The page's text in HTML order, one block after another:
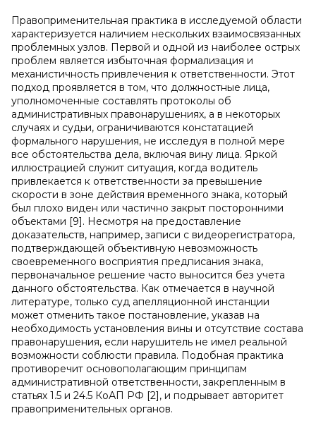
Правоприменительная практика в исследуемой области
характеризуется наличием нескольких взаимосвязанных
проблемных узлов. Первой и одной из наиболее острых
проблем является избыточная формализация и
механистичность привлечения к ответственности. Этот
подход проявляется в том, что должностные лица,
уполномоченные составлять протоколы об
административных правонарушениях, а в некоторых
случаях и судьи, ограничиваются констатацией
формального нарушения, не исследуя в полной мере
все обстоятельства дела, включая вину лица. Яркой
иллюстрацией служит ситуация, когда водитель
привлекается к ответственности за превышение
скорости в зоне действия временного знака, который
был плохо виден или частично закрыт посторонними
объектами [9]. Несмотря на предоставление
доказательств, например, записи с видеорегистратора,
подтверждающей объективную невозможность
своевременного восприятия предписания знака,
первоначальное решение часто выносится без учета
данного обстоятельства. Как отмечается в научной
литературе, только суд апелляционной инстанции
может отменить такое постановление, указав на
необходимость установления вины и отсутствие состава
правонарушения, если нарушитель не имел реальной
возможности соблюсти правила. Подобная практика
противоречит основополагающим принципам
административной ответственности, закрепленным в
статьях 1.5 и 24.5 КоАП РФ [2], и подрывает авторитет
правоприменительных органов.